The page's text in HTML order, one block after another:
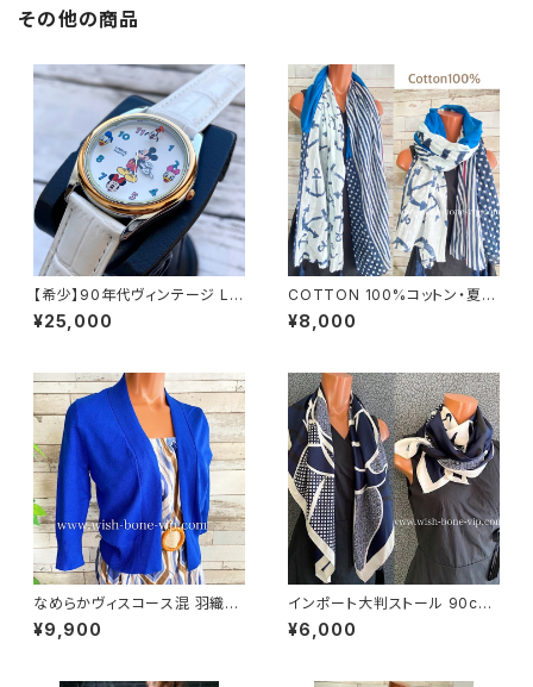
その他の商品
【希少】90年代ヴィンテージ LO
RUS（SEIKO）ミッキーマウス
腕時計（RRS260） 1990年代
¥25,000
COTTON 100%コットン・夏の
ストール インポート大判ストー
ル ｜通気性・肌触りの良いロン
¥8,000
なめらかヴィスコース混 羽織り
カーディガン USAインポート/ブ
ルー
¥9,900
インポート大判ストール 90cm
大判スクエア Silk Feeling お
しゃれなツヤスカーフ/ネイビー
¥6,000